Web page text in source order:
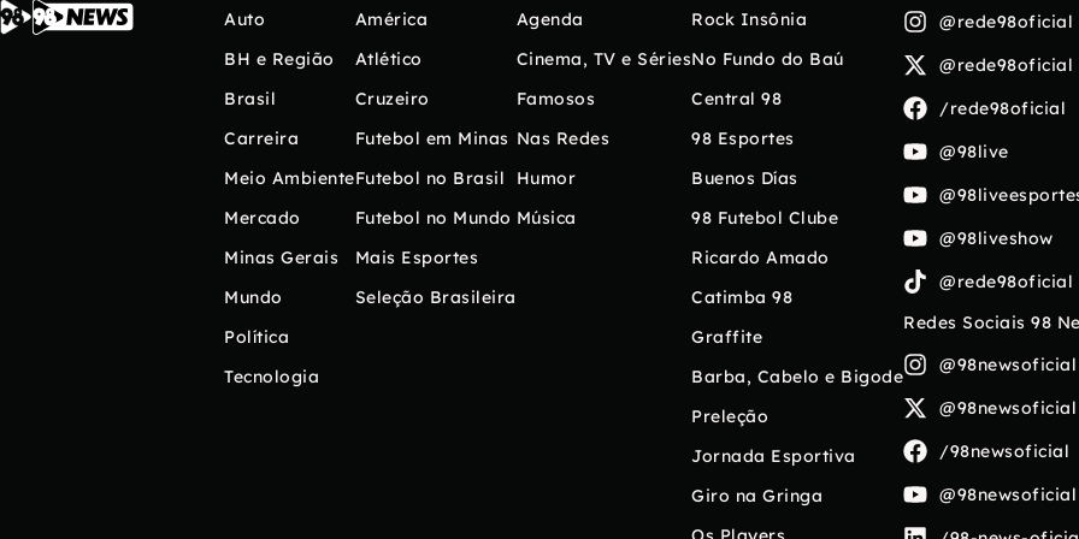
Auto
BH e Região
Brasil
Carreira
Meio Ambiente
Mercado
Minas Gerais
Mundo
Política
Tecnologia
América
Atlético
Cruzeiro
Futebol em Minas
Futebol no Brasil
Futebol no Mundo
Mais Esportes
Seleção Brasileira
Agenda
Cinema, TV e Séries
Famosos
Nas Redes
Humor
Música
Rock Insônia
No Fundo do Baú
Central 98
98 Esportes
Buenos Días
98 Futebol Clube
Ricardo Amado
Catimba 98
Graffite
Barba, Cabelo e Bigode
Preleção
Jornada Esportiva
Giro na Gringa
@rede98oficial
@rede98oficial
/rede98oficial
@98live
@98liveshow
@rede98oficial
Redes Sociais 98
@98newsoficial
@98newsoficial
/98newsoficial
@98newsoficial